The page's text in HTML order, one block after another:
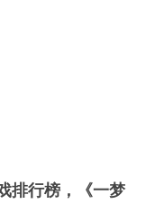
排行榜，《一梦